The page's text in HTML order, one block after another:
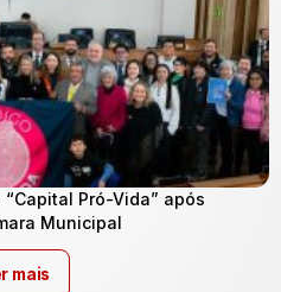
Pró-Vida” após
Municipal
mais